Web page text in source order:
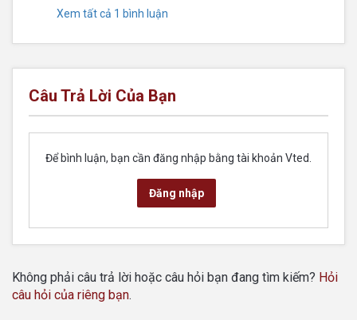
Xem tất cả 1 bình luận
Câu Trả Lời Của Bạn
Để bình luận, bạn cần đăng nhập bằng tài khoản Vted.
Đăng nhập
Không phải câu trả lời hoặc câu hỏi bạn đang tìm kiếm? Hỏi
câu hỏi của riêng bạn.